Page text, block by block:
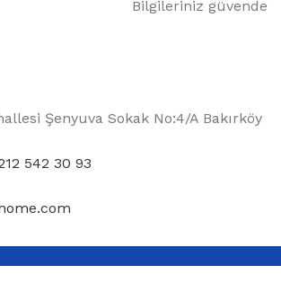
Bilgileriniz güvende
Şenyuva Sokak No:4/A Bakırköy
542 30 93